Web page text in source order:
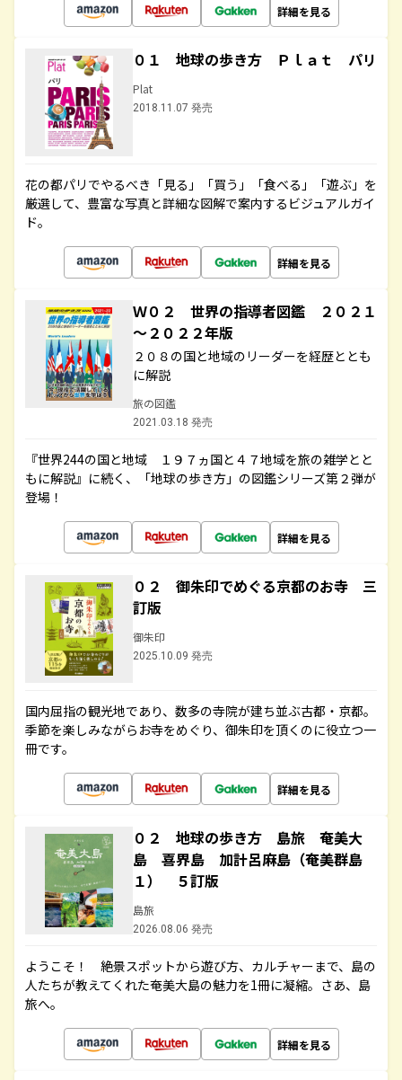
詳細を見る
０１ 地球の歩き方 Ｐｌａｔ パリ
Plat
2018.11.07 発売
花の都パリでやるべき「見る」「買う」「食べる」「遊ぶ」を
厳選して、豊富な写真と詳細な図解で案内するビジュアルガイ
ド。
詳細を見る
Ｗ０２ 世界の指導者図鑑 ２０２１
～２０２２年版
２０８の国と地域のリーダーを経歴ととも
に解説
旅の図鑑
2021.03.18 発売
『世界244の国と地域 １９７ヵ国と４７地域を旅の雑学とと
もに解説』に続く、「地球の歩き方」の図鑑シリーズ第２弾が
登場！
詳細を見る
０２ 御朱印でめぐる京都のお寺 三
訂版
御朱印
2025.10.09 発売
国内屈指の観光地であり、数多の寺院が建ち並ぶ古都・京都。
季節を楽しみながらお寺をめぐり、御朱印を頂くのに役立つ一
冊です。
詳細を見る
０２ 地球の歩き方 島旅 奄美大
島 喜界島 加計呂麻島（奄美群島
１） ５訂版
島旅
2026.08.06 発売
ようこそ！ 絶景スポットから遊び方、カルチャーまで、島の
人たちが教えてくれた奄美大島の魅力を1冊に凝縮。さあ、島
旅へ。
詳細を見る